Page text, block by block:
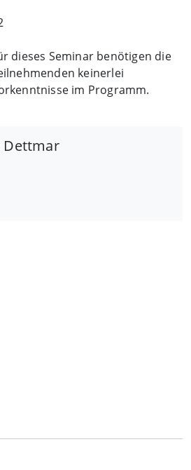
dieses Seminar benötigen die
keinerlei
im Programm.
Dettmar